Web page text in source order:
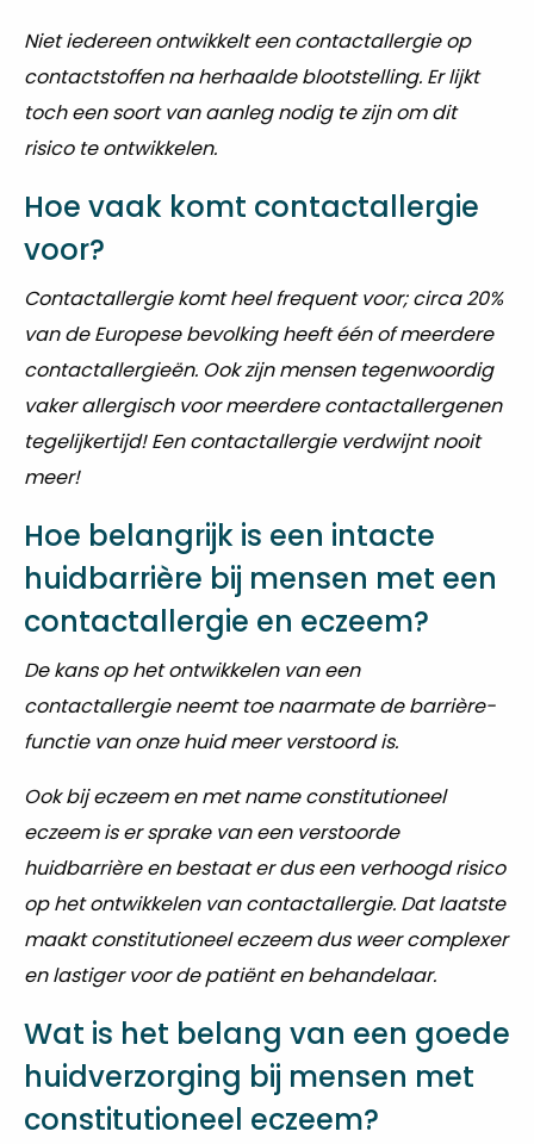
Niet iedereen ontwikkelt een contactallergie op
contactstoffen na herhaalde blootstelling. Er lijkt
toch een soort van aanleg nodig te zijn om dit
risico te ontwikkelen.
Hoe vaak komt contactallergie
voor?
Contactallergie komt heel frequent voor; circa 20%
van de Europese bevolking heeft één of meerdere
contactallergieën. Ook zijn mensen tegenwoordig
vaker allergisch voor meerdere contactallergenen
tegelijkertijd! Een contactallergie verdwijnt nooit
meer!
Hoe belangrijk is een intacte
huidbarrière bij mensen met een
contactallergie en eczeem?
De kans op het ontwikkelen van een
contactallergie neemt toe naarmate de barrière-
functie van onze huid meer verstoord is.
Ook bij eczeem en met name constitutioneel
eczeem is er sprake van een verstoorde
huidbarrière en bestaat er dus een verhoogd risico
op het ontwikkelen van contactallergie. Dat laatste
maakt constitutioneel eczeem dus weer complexer
en lastiger voor de patiënt en behandelaar.
Wat is het belang van een goede
huidverzorging bij mensen met
constitutioneel eczeem?